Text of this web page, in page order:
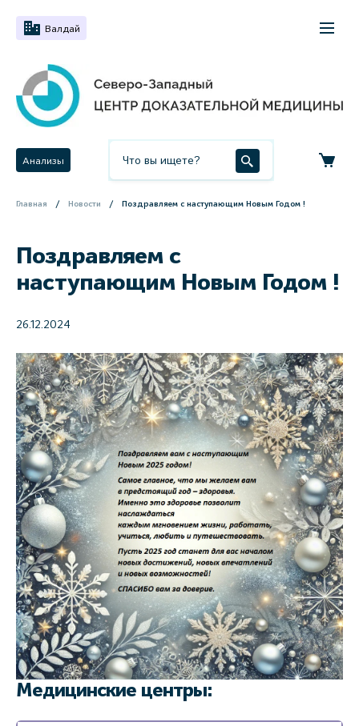
Валдай
Анализы
Главная Новости Поздравляем с наступающим Новым Годом !
Поздравляем с
наступающим Новым Годом !
26.12.2024
Медицинские центры: